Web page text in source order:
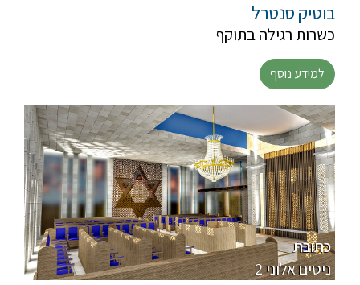
בוטיק סנטרל
כשרות רגילה בתוקף
למידע נוסף
כתובת
2 ניסים אלוני